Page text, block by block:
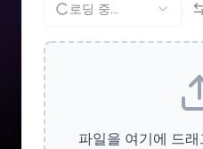
로딩 중...
파일을 여기에 드